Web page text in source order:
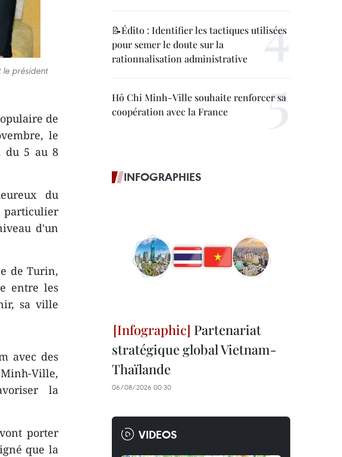
président
de
le
du 5 au 8
du
d'un
de Turin,
entre les
sa ville
avec des
Ville,
la
porter
que la
📝Édito : Identifier les tactiques utilisées
pour semer le doute sur la
rationnalisation administrative
Hô Chi Minh-Ville souhaite renforcer sa
coopération avec la France
INFOGRAPHIES
Partenariat
stratégique global Vietnam-
Thaïlande
06/08/2026 00:30
VIDEOS